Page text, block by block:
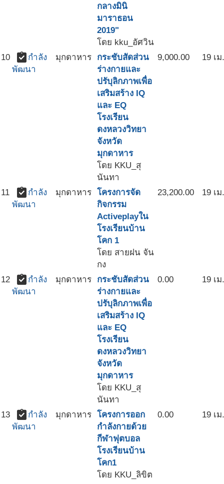
กลางมินิ
มาราธอน
2019"
โดย kku_อัศวิน
10 assignment_turned_in กำลัง
พัฒนา
มุกดาหาร
กระชับสัดส่วน
ร่างกายและ
ปรับุลิกภาพเพื่อ
เสริมสร้าง IQ
และ EQ
โรงเรียน
ดงหลวงวิทยา
จังหวัด
มุกดาหาร
โดย KKU_สุ
นันทา
9,000.00 19 เ
11 assignment_turned_in กำลัง
พัฒนา
มุกดาหาร โครงการจัด
กิจกรรม
Activeplayใน
โรงเรียนบ้าน
โคก 1
โดย สายฝน จัน
กง
23,200.00 19 เ
12 assignment_turned_in กำลัง
พัฒนา
มุกดาหาร
กระชับสัดส่วน
ร่างกายและ
ปรับุลิกภาพเพื่อ
เสริมสร้าง IQ
และ EQ
โรงเรียน
ดงหลวงวิทยา
จังหวัด
มุกดาหาร
โดย KKU_สุ
นันทา
0.00 19 เ
13 assignment_turned_in กำลัง
พัฒนา
มุกดาหาร โครงการออก
กำลังกายด้วย
กีฬาฟุตบอล
โรงเรียนบ้าน
โคก1
โดย KKU_ลิขิต
0.00 19 เ